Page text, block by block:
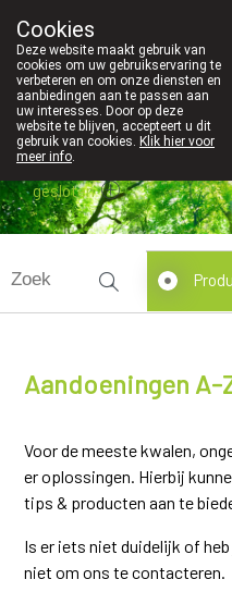
gesloten
Aandoeningen A-
Voor de meeste kwalen,
er oplossingen. Hierbij
tips & producten aan te
Is er iets niet duidelijk of
niet om ons te contacteren.
Cookies
Deze website maakt gebruik van
cookies om uw gebruikservaring te
verbeteren en om onze diensten en
aanbiedingen aan te passen aan
uw interesses. Door op deze
website te blijven, accepteert u dit
gebruik van cookies. Klik hier voor
meer info.